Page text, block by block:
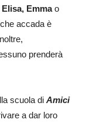
Elisa, Emmao
accada è
prenderà
scuola di Amici
a dar loro